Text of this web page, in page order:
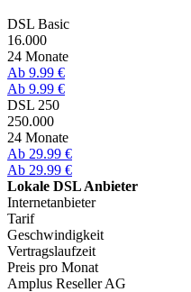
DSL Basic
16.000
24 Monate
Ab 9.99 €
Ab 9.99 €
DSL 250
250.000
24 Monate
Ab 29.99 €
Ab 29.99 €
Lokale DSL Anbieter
Internetanbieter
Tarif
Geschwindigkeit
Vertragslaufzeit
Preis pro Monat
Amplus Reseller AG